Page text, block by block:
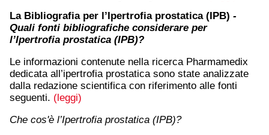
La Bibliografia per l’Ipertrofia prostatica (IPB) -
Quali fonti bibliografiche considerare per
l’Ipertrofia prostatica (IPB)?
Le informazioni contenute nella ricerca Pharmamedix
dedicata all’ipertrofia prostatica sono state analizzate
dalla redazione scientifica con riferimento alle fonti
seguenti. (leggi)
Che cos'è l’Ipertrofia prostatica (IPB)?